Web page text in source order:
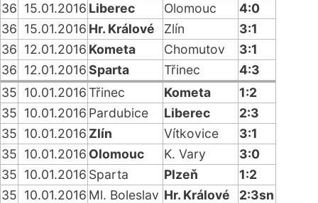
36 15.01.2016 Liberec Olomouc
4:0
36 15.01.2016 Hr. Králové Zlín
3:1
36 12.01.2016 Kometa Chomutov
3:1
36 12.01.2016Sparta Třinec
4:3
35 10.01.2016Třinec Kometa
1:2
35 10.01.2016 Pardubice Liberec
2:3
35 10.01.2016 Zlín Vítkovice
3:1
35 10.01.2016 Olomouc K. Vary
3:0
35 10.01.2016 Sparta Plzeň
1:2
35 10.01.2016 Ml. Boleslav Hr. Králové
2:3sn